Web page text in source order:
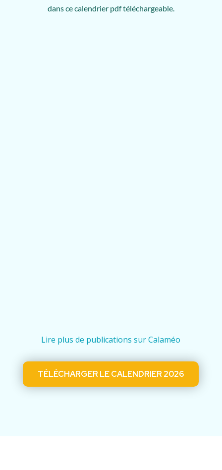
dansce calendrier pdf téléchargeable.
Lire plus de publications sur Calaméo
TÉLÉCHARGER LE CALENDRIER 2026